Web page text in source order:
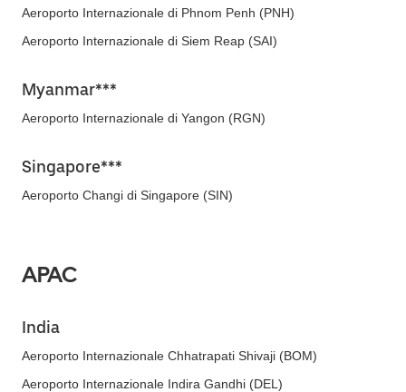
Aeroporto Internazionale di Phnom Penh (PNH)
Aeroporto Internazionale di Siem Reap (SAI)
Myanmar***
Aeroporto Internazionale di Yangon (RGN)
Singapore***
Aeroporto Changi di Singapore (SIN)
APAC
India
Aeroporto Internazionale Chhatrapati Shivaji (BOM)
Aeroporto Internazionale Indira Gandhi (DEL)